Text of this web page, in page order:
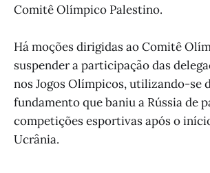
Comitê Olímpico Palestino.
Há moções dirigidas ao Comitê
suspender a participação das
nos Jogos Olímpicos, utilizando-se
fundamento que baniu a Rússia de
competições esportivas após o
Ucrânia.